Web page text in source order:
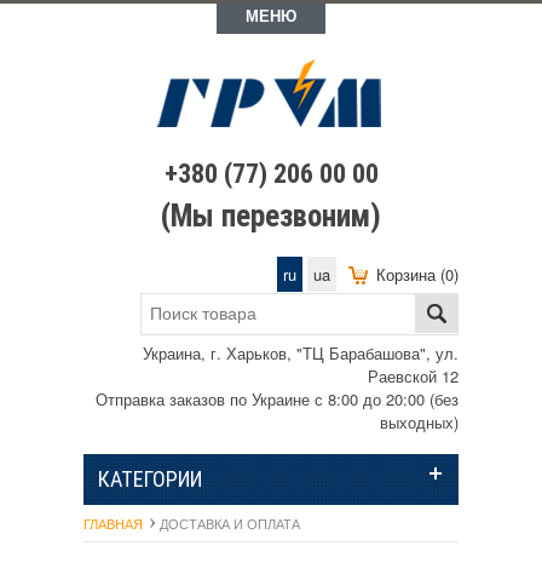
МЕНЮ
+380 (77) 206 00 00
(Мы перезвоним)
Корзина (0)
ru ua
Украина, г. Харьков, "ТЦ Барабашова", ул.
Раевской 12
Отправка заказов по Украине с 8:00 до 20:00 (без
выходных)
КАТЕГОРИИ
ГЛАВНАЯ ДОСТАВКА И ОПЛАТА